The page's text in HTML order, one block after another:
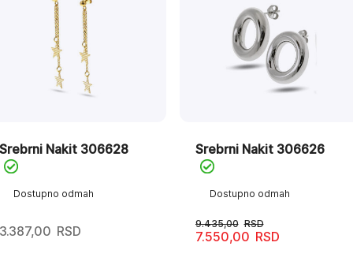
Dostupno odmah
Nakit 306628
RSD
Dostupno odmah
Srebrni Nakit 306626
9.435,00 RSD
Originalna
7.550,00 RSD
Trenutna